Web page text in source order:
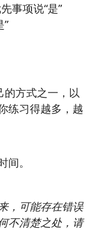
事项说“是”
”
的方式之一，以
练习得越多，越
。
，可能存在错误
不清楚之处，请